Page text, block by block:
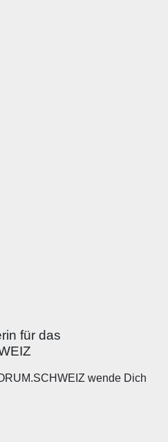
für das
wende Dich